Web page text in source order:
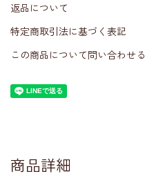
返品について
特定商取引法に基づく表記
この商品について問い合わせる
商品詳細